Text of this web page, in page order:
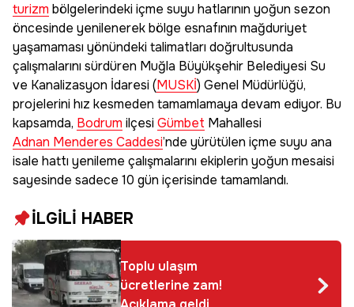
turizm bölgelerindeki içme suyu hatlarının yoğun sezon
öncesinde yenilenerek bölge esnafının mağduriyet
yaşamaması yönündeki talimatları doğrultusunda
çalışmalarını sürdüren Muğla Büyükşehir Belediyesi Su
ve Kanalizasyon İdaresi (MUSKİ) Genel Müdürlüğü,
projelerini hız kesmeden tamamlamaya devam ediyor. Bu
kapsamda, Bodrum ilçesiGümbet Mahallesi
Adnan Menderes Caddesi’nde yürütülen içme suyu ana
isale hattı yenileme çalışmalarını ekiplerin yoğun mesaisi
sayesinde sadece 10 gün içerisinde tamamlandı.
İLGİLİ HABER
Toplu ulaşım
ücretlerine zam!